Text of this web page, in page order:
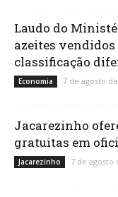
Laudo do
azeites
classificação
Economia 7 de agosto
Jacarezinho
gratuitas em
Jacarezinho 7 de agosto